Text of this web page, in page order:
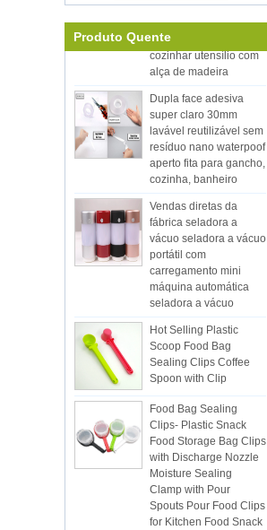
todo o ano novo
Shenzhen Kring reabriu em
8 alimentado.2022. Para mais
informações de bussiness, entre em
contato com Wendy.E-mail:
sales5@kring.com Tel / WhatsApp: +8
...
Produto Quente
Kitchen Utensílio
conjunto com cubeta
cozinhar utensílio com
alça de madeira
Dupla face adesiva
super claro 30mm
lavável reutilizável sem
resíduo nano waterpoof
aperto fita para gancho,
cozinha, banheiro
Vendas diretas da
fábrica seladora a
vácuo seladora a vácuo
portátil com
carregamento mini
máquina automática
seladora a vácuo
Hot Selling Plastic
Scoop Food Bag
Sealing Clips Coffee
Spoon with Clip
Food Bag Sealing
Clips- Plastic Snack
Food Storage Bag Clips
with Discharge Nozzle
Moisture Sealing
Clamp with Pour
Spouts Pour Food Clips
for Kitchen Food Snack
Storaging Organizing